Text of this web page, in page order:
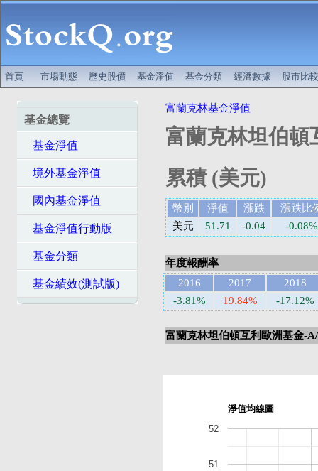
首頁 市場動態 歷史股價 基金淨值 基金分類 經濟數據 股市比較
基金總覽
基金淨值
境外基金淨值
國內基金淨值
基金淨值行動版
基金分類
基金績效(測試版)
富蘭克林基金淨值
富蘭克林坦伯頓
累積 (美元)
幣別 淨值 漲跌
漲跌比
美元
51.71 -0.04 -0.08%
年度報酬率
2016
2017
2018
-3.81%
19.84% -17.12%
富蘭克林坦伯頓互利歐洲基金-
淨值均線圖
51
52